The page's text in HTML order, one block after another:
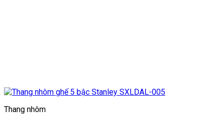
Thang nhôm